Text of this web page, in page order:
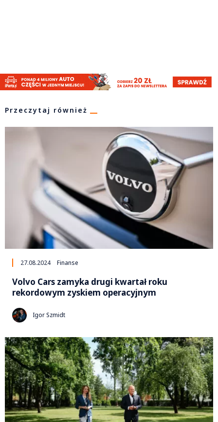
Przeczytaj również
27.08.2024 Finanse
Volvo Cars zamyka drugi kwartał roku
rekordowym zyskiem operacyjnym
Igor Szmidt